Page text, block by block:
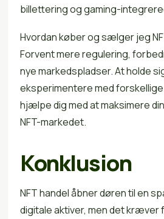
billettering og gaming-
Hvordan køber og sælger jeg
Forvent mere regulering,
nye markedspladser. At holde
eksperimentere med
hjælpe dig med at maksimere
NFT-markedet.
Konklusion
NFT handel åbner døren til en
digitale aktiver, men det kræver